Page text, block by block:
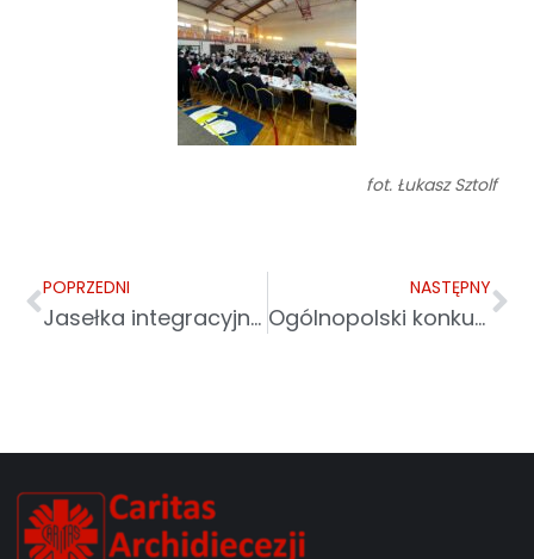
fot. Łukasz Sztolf
POPRZEDNI
Jasełka integracyjne w Przemyślu
NASTĘPNY
Ogólnopolski konkurs „Wyzwania i szanse branży pomocy społecznej”